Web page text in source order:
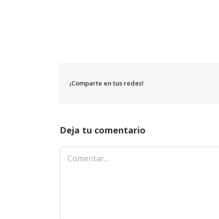
¡Comparte en tus redes!
Deja tu comentario
Comentar